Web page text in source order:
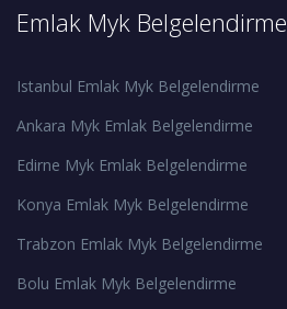
Emlak Myk Belgelendirme
Istanbul Emlak Myk Belgelendirme
Ankara Myk Emlak Belgelendirme
Edirne Myk Emlak Belgelendirme
Konya Emlak Myk Belgelendirme
Trabzon Emlak Myk Belgelendirme
Bolu Emlak Myk Belgelendirme